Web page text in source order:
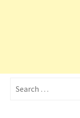
for: